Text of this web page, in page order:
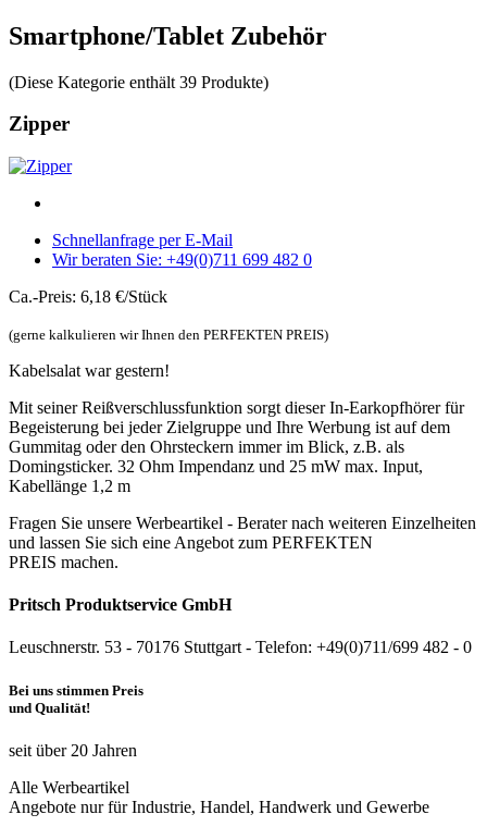
Smartphone/Tablet Zubehör
(Diese Kategorie enthält 39 Produkte)
Zipper
Schnellanfrage per E-Mail
Wir beraten Sie: +49(0)711 699 482 0
Ca.-Preis: 6,18 €/Stück
(gerne kalkulieren wir Ihnen den PERFEKTEN PREIS)
Kabelsalat war gestern!
Mit seiner Reißverschlussfunktion sorgt dieser In-Earkopfhörer für
Begeisterung bei jeder Zielgruppe und Ihre Werbung ist auf dem
Gummitag oder den Ohrsteckern immer im Blick, z.B. als
Domingsticker. 32 Ohm Impendanz und 25 mW max. Input,
Kabellänge 1,2 m
Fragen Sie unsere Werbeartikel - Berater nach weiteren Einzelheiten
und lassen Sie sich eine Angebot zum PERFEKTEN
PREIS machen.
Pritsch Produktservice GmbH
Leuschnerstr. 53 - 70176 Stuttgart - Telefon: +49(0)711/699 482 - 0
Bei uns stimmen Preis
und Qualität!
seit über 20 Jahren
Alle Werbeartikel
Angebote nur für Industrie, Handel, Handwerk und Gewerbe